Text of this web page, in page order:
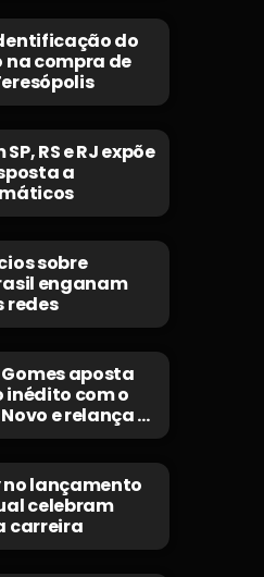
do
na compra de
RS e RJ expõe
a
sobre
enganam
redes
aposta
inédito com o
e relança o
Morrerei”
no lançamento
celebram
carreira